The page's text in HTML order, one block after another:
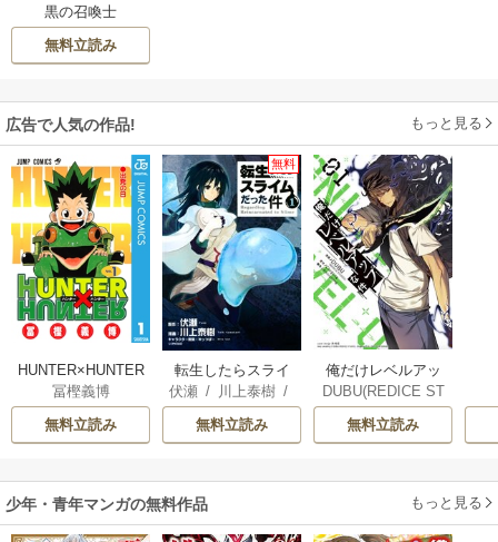
黒の召喚士
無料立読み
広告で人気の作品! もっと見る
HUNTER×HUNTER
モノクロ版
冨樫義博
無料立読み
無料
転生したらスライ
ムだった件
伏瀬/ 川上泰樹/
みっつばー
無料立読み
俺だけレベルアッ
プな件
DUBU(REDICE ST
UDIO)/Chugong/
h-goon
無料立読み
少年・青年マンガの無料作品 もっと見る